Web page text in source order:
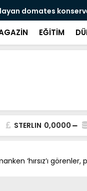
domates konservesi 9
EĞİTİM
STERLIN 0,0000
‘hırsız’ı görenler,